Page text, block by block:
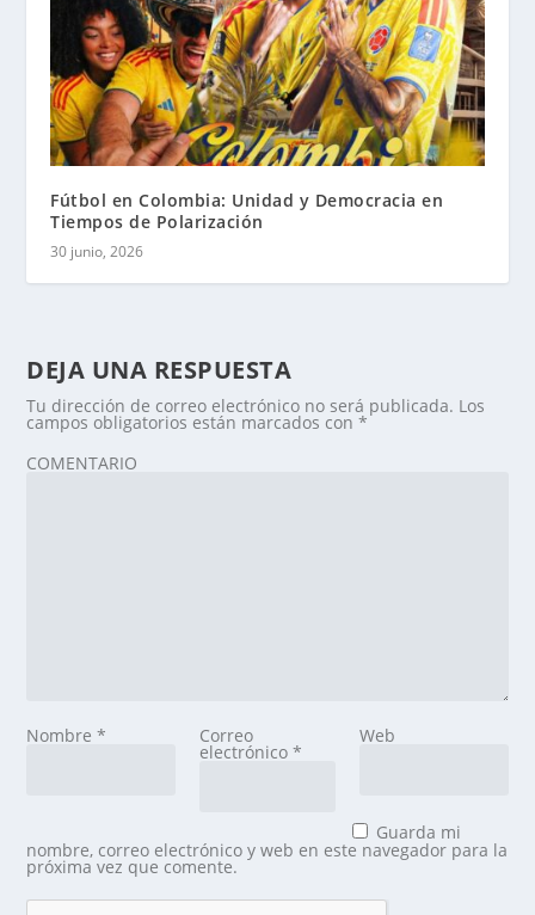
Fútbol en Colombia: Unidad y Democracia en
Tiempos de Polarización
30 junio, 2026
DEJA UNA RESPUESTA
Tu dirección de correo electrónico no será publicada. Los
campos obligatorios están marcados con*
COMENTARIO
Nombre* Correo
electrónico *
Web
Guarda mi
nombre, correo electrónico y web en este navegador para la
próxima vez que comente.